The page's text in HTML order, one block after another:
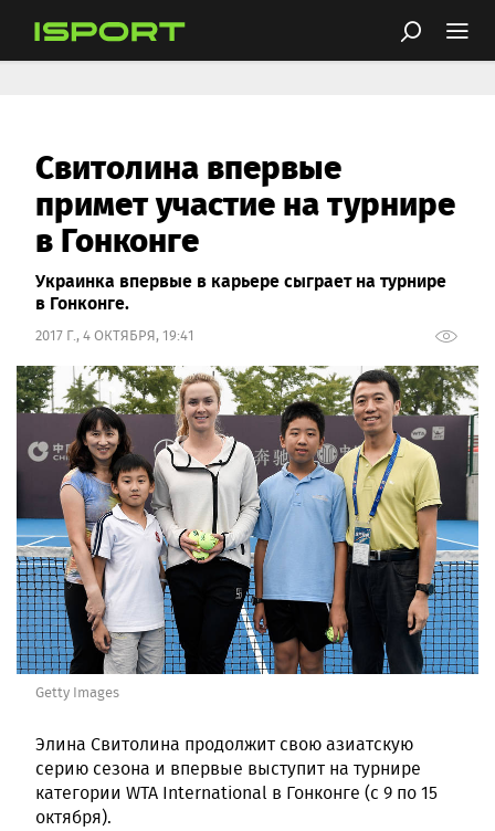
Свитолина впервые
примет участие на турнире
в Гонконге
Украинка впервые в карьере сыграет на турнире
в Гонконге.
2017 Г., 4 ОКТЯБРЯ, 19:41
Getty Images
Элина Свитолина продолжит свою азиатскую
серию сезона и впервые выступит на турнире
категории WTA International в Гонконге (c 9 по 15
октября).